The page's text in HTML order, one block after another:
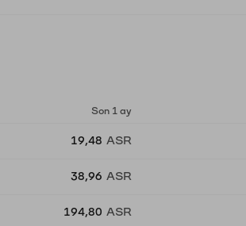
Son 1 ay
19,48 ASR
38,96 ASR
194,80 ASR